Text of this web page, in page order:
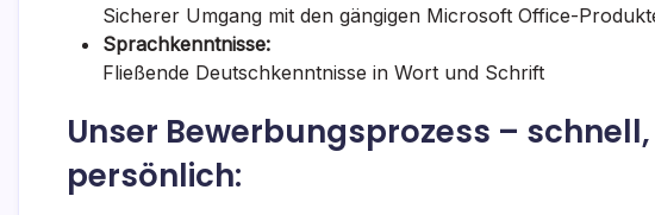
Sicherer Umgang mit den gängigen Microsoft Office-
Sprachkenntnisse:
Fließende Deutschkenntnisse in Wort und Schrift
Unser Bewerbungsprozess –
persönlich: